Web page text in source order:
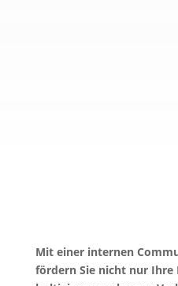
Mit einer internen
fördern Sie nicht nur Ihre